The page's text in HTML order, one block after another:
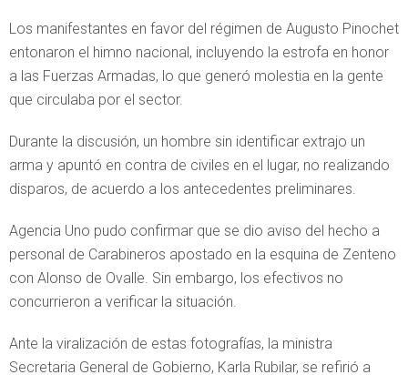
Los manifestantes en favor del régimen de Augusto Pinochet
entonaron el himno nacional, incluyendo la estrofa en honor
a las Fuerzas Armadas, lo que generó molestia en la gente
que circulaba por el sector.
Durante la discusión, un hombre sin identificar extrajo un
arma y apuntó en contra de civiles en el lugar, no realizando
disparos, de acuerdo a los antecedentes preliminares.
Agencia Uno pudo confirmar que se dio aviso del hecho a
personal de Carabineros apostado en la esquina de Zenteno
con Alonso de Ovalle. Sin embargo, los efectivos no
concurrieron a verificar la situación.
Ante la viralización de estas fotografías, la ministra
Secretaria General de Gobierno, Karla Rubilar, se refirió a